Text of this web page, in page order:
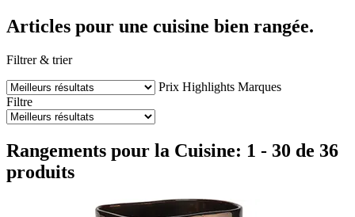
Articles pour une cuisine bien rangée.
Filtrer & trier
Prix Highlights Marques
Filtre
Rangements pour la Cuisine: 1 - 30 de 36
produits